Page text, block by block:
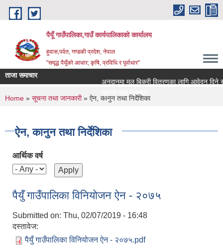
Skip to main content
पैयूँ गाउँपालिका,गाउँ कार्यपालिकाको कार्यालय
हुवास,पर्वत, गण्डकी प्रदेश, नेपाल
"समृद्ध पैयूँको आधार; कृषि, प्रविधि र पूर्वाधार"
ताजा समाचार
अनुदानमा मल बिक्री वितरणका लागि आवेदन दिने
सूचना तथा समाचार
You are here
Home » सूचना तथा जानकारी» ऐन, कानुन तथा निर्देशिका
ऐन, कानुन तथा निर्देशिका
आर्थिक वर्ष
पैयुँ गाउँपालिका विनियोजन ऐन - २०७५
Submitted on: Thu, 02/07/2019 - 16:48
दस्तावेज:
पैयुँ गाउँपालिका विनियोजन ऐन - २०७५.pdf